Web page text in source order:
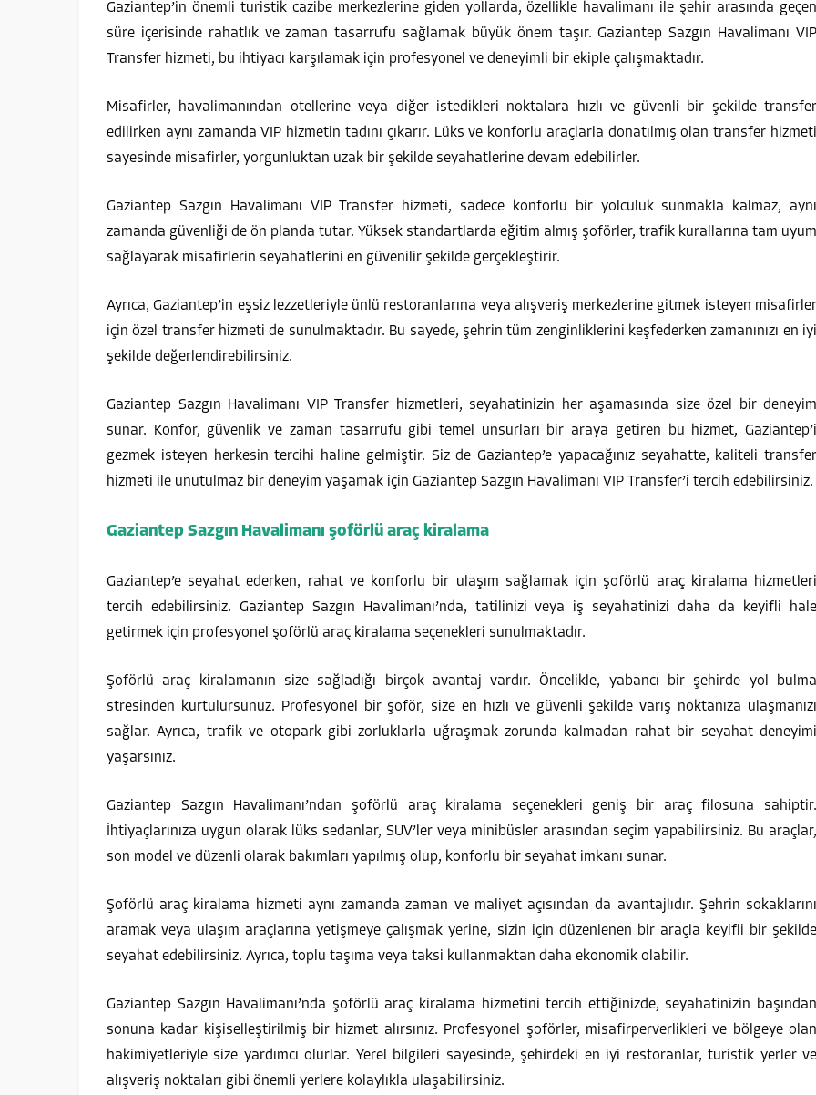
Gaziantep’in önemli turistik cazibe merkezlerine giden yollarda, özellikle havalimanı ile şehir arasında geçen
süre içerisinde rahatlık ve zaman tasarrufu sağlamak büyük önem taşır. Gaziantep Sazgın Havalimanı VIP
Transfer hizmeti, bu ihtiyacı karşılamak için profesyonel ve deneyimli bir ekiple çalışmaktadır.
Misafirler, havalimanından otellerine veya diğer istedikleri noktalara hızlı ve güvenli bir şekilde transfer
edilirken aynı zamanda VIP hizmetin tadını çıkarır. Lüks ve konforlu araçlarla donatılmış olan transfer hizmeti
sayesinde misafirler, yorgunluktan uzak bir şekilde seyahatlerine devam edebilirler.
Gaziantep Sazgın Havalimanı VIP Transfer hizmeti, sadece konforlu bir yolculuk sunmakla kalmaz, aynı
zamanda güvenliği de ön planda tutar. Yüksek standartlarda eğitim almış şoförler, trafik kurallarına tam uyum
sağlayarak misafirlerin seyahatlerini en güvenilir şekilde gerçekleştirir.
Ayrıca, Gaziantep’in eşsiz lezzetleriyle ünlü restoranlarına veya alışveriş merkezlerine gitmek isteyen misafirler
için özel transfer hizmeti de sunulmaktadır. Bu sayede, şehrin tüm zenginliklerini keşfederken zamanınızı en iyi
şekilde değerlendirebilirsiniz.
Gaziantep Sazgın Havalimanı VIP Transfer hizmetleri, seyahatinizin her aşamasında size özel bir deneyim
sunar. Konfor, güvenlik ve zaman tasarrufu gibi temel unsurları bir araya getiren bu hizmet, Gaziantep’i
gezmek isteyen herkesin tercihi haline gelmiştir. Siz de Gaziantep’e yapacağınız seyahatte, kaliteli transfer
hizmeti ile unutulmaz bir deneyim yaşamak için Gaziantep Sazgın Havalimanı VIP Transfer’i tercih edebilirsiniz.
Gaziantep Sazgın Havalimanı şoförlü araç kiralama
Gaziantep’e seyahat ederken, rahat ve konforlu bir ulaşım sağlamak için şoförlü araç kiralama hizmetleri
tercih edebilirsiniz. Gaziantep Sazgın Havalimanı’nda, tatilinizi veya iş seyahatinizi daha da keyifli hale
getirmek için profesyonel şoförlü araç kiralama seçenekleri sunulmaktadır.
Şoförlü araç kiralamanın size sağladığı birçok avantaj vardır. Öncelikle, yabancı bir şehirde yol bulma
stresinden kurtulursunuz. Profesyonel bir şoför, size en hızlı ve güvenli şekilde varış noktanıza ulaşmanızı
sağlar. Ayrıca, trafik ve otopark gibi zorluklarla uğraşmak zorunda kalmadan rahat bir seyahat deneyimi
yaşarsınız.
Gaziantep Sazgın Havalimanı’ndan şoförlü araç kiralama seçenekleri geniş bir araç filosuna sahiptir.
İhtiyaçlarınıza uygun olarak lüks sedanlar, SUV’ler veya minibüsler arasından seçim yapabilirsiniz. Bu araçlar,
son model ve düzenli olarak bakımları yapılmış olup, konforlu bir seyahat imkanı sunar.
Şoförlü araç kiralama hizmeti aynı zamanda zaman ve maliyet açısından da avantajlıdır. Şehrin sokaklarını
aramak veya ulaşım araçlarına yetişmeye çalışmak yerine, sizin için düzenlenen bir araçla keyifli bir şekilde
seyahat edebilirsiniz. Ayrıca, toplu taşıma veya taksi kullanmaktan daha ekonomik olabilir.
Gaziantep Sazgın Havalimanı’nda şoförlü araç kiralama hizmetini tercih ettiğinizde, seyahatinizin başından
sonuna kadar kişiselleştirilmiş bir hizmet alırsınız. Profesyonel şoförler, misafirperverlikleri ve bölgeye olan
hakimiyetleriyle size yardımcı olurlar. Yerel bilgileri sayesinde, şehirdeki en iyi restoranlar, turistik yerler ve
alışveriş noktaları gibi önemli yerlere kolaylıkla ulaşabilirsiniz.